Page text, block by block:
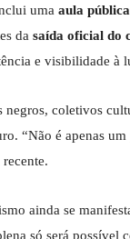
uma aula
da saída oficial do
e visibilidade à
coletivos
“Não é apenas
ainda se
só será possível